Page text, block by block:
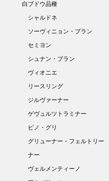
白ブドウ品種
シャルドネ
ソーヴィニョン・ブラン
セミヨン
シュナン・ブラン
ヴィオニエ
リースリング
ジルヴァーナー
ゲヴュルツトラミナー
ピノ・グリ
グリューナー・フェルトリー
ナー
ヴェルメンティーノ